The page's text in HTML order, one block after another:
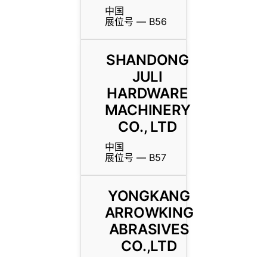
中国
展位号 — B56
SHANDONG
JULI
HARDWARE
MACHINERY
CO., LTD
中国
展位号 — B57
YONGKANG
ARROWKING
ABRASIVES
CO.,LTD